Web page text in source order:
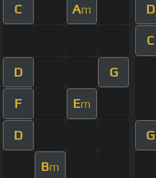
C Am D
C
D G
F Em
D G
Bm